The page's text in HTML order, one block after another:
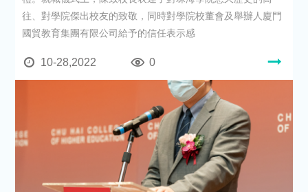
往、對學院傑出校友的致敬，同時對學院校董會及舉辦人廈門
國貿教育集團有限公司給予的信任表示感
10-28,2022 0